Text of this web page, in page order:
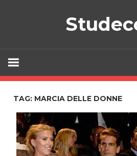
TAG: MARCIA DELLE DONNE